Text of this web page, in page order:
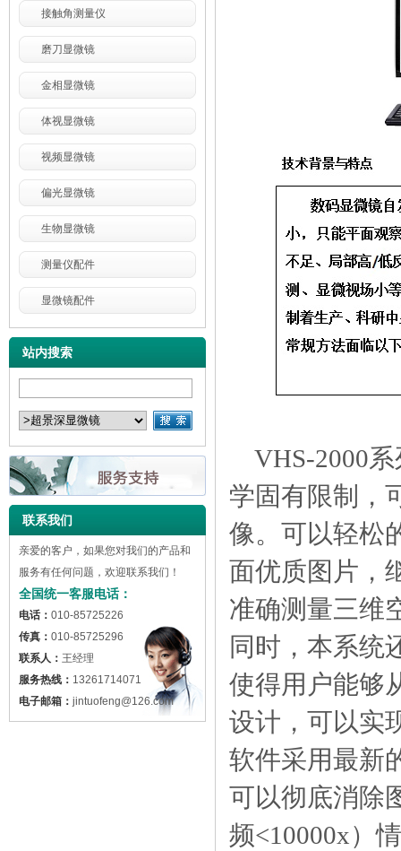
接触角测量仪
磨刀显微镜
金相显微镜
体视显微镜
视频显微镜
偏光显微镜
生物显微镜
测量仪配件
显微镜配件
站内搜索
联系我们
亲爱的客户，如果您对我们的产品和
服务有任何问题，欢迎联系我们！
全国统一客服电话：
电话： 010-85725226
传真： 010-85725296
联系人： 王经理
服务热线： 13261714071
电子邮箱： jintuofeng@126.com
VHS-2000
学固有限制，
像。可以轻松
面优质图片，
准确测量三维
同时，本系统
使得用户能够
设计，可以实
软件采用最新
可以彻底消除
频<10000x）